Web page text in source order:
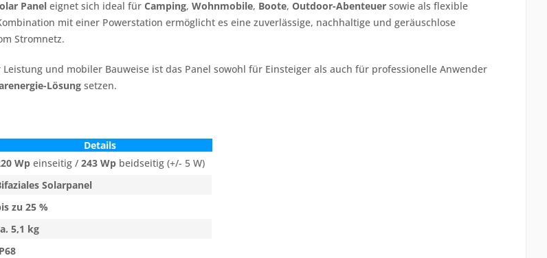
Panel eignet sich ideal für Camping, Wohnmobile, Boote, Outdoor-Abenteuer sowie als flexible
mit einer Powerstation ermöglicht es eine zuverlässige, nachhaltige und geräuschlose
Stromnetz.
und mobiler Bauweise ist das Panel sowohl für Einsteiger als auch für professionelle Anwender
Lösung setzen.
Details
Wp einseitig / 243 Wp beidseitig (+/- 5 W)
Solarpanel
zu 25 %
5,1 kg